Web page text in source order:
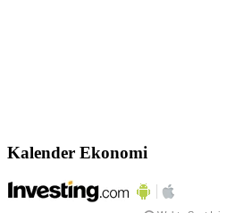
Kalender Ekonomi